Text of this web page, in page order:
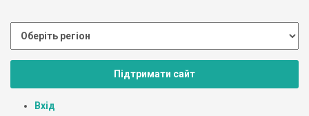
Підтримати сайт
Вхід